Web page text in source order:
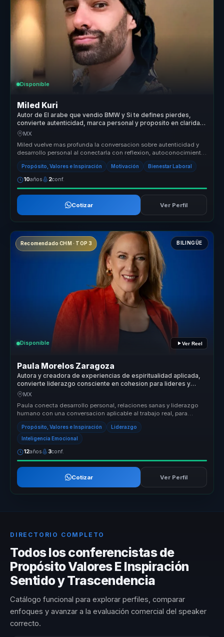
Disponible
Miled Kuri
Autor de El arabe que vendio BMW y Si te defines pierdes,
convierte autenticidad, marca personal y proposito en claridad
para equipos.
MX
Miled vuelve mas profunda la conversacion sobre autenticidad y
desarrollo personal al conectarla con reflexion, autoconocimiento
y vincul...
Propósito, Valores e Inspiración Motivación Bienestar Laboral
10años 2conf.
Cotizar Ver Perfil
Recomendado CHM · TOP 3 BILINGÜE
Disponible Ver Reel
Paula Morelos Zaragoza
Autora y creadora de experiencias de espiritualidad aplicada,
convierte liderazgo consciente en cohesion para lideres y
equipos.
MX
Paula conecta desarrollo personal, relaciones sanas y liderazgo
humano con una conversacion aplicable al trabajo real, para
equipos que n...
Propósito, Valores e Inspiración Liderazgo
Inteligencia Emocional
12años 3conf.
Cotizar Ver Perfil
DIRECTORIO COMPLETO
Todos los conferencistas de
Propósito Valores E Inspiración
Sentido y Trascendencia
Catálogo funcional para explorar perfiles, comparar
enfoques y avanzar a la evaluación comercial del speaker
correcto.